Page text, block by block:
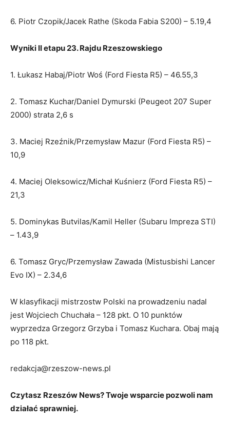
6. Piotr Czopik/Jacek Rathe (Skoda Fabia S200) – 5.19,4
Wyniki II etapu 23. Rajdu Rzeszowskiego
1. Łukasz Habaj/Piotr Woś (Ford Fiesta R5) – 46.55,3
2. Tomasz Kuchar/Daniel Dymurski (Peugeot 207 Super
2000) strata 2,6 s
3. Maciej Rzeźnik/Przemysław Mazur (Ford Fiesta R5) –
10,9
4. Maciej Oleksowicz/Michał Kuśnierz (Ford Fiesta R5) –
21,3
5. Dominykas Butvilas/Kamil Heller (Subaru Impreza STI)
– 1.43,9
6. Tomasz Gryc/Przemysław Zawada (Mistusbishi Lancer
Evo IX) – 2.34,6
W klasyfikacji mistrzostw Polski na prowadzeniu nadal
jest Wojciech Chuchała – 128 pkt. O 10 punktów
wyprzedza Grzegorz Grzyba i Tomasz Kuchara. Obaj mają
po 118 pkt.
redakcja@rzeszow-news.pl
Czytasz Rzeszów News? Twoje wsparcie pozwoli nam
działać sprawniej.